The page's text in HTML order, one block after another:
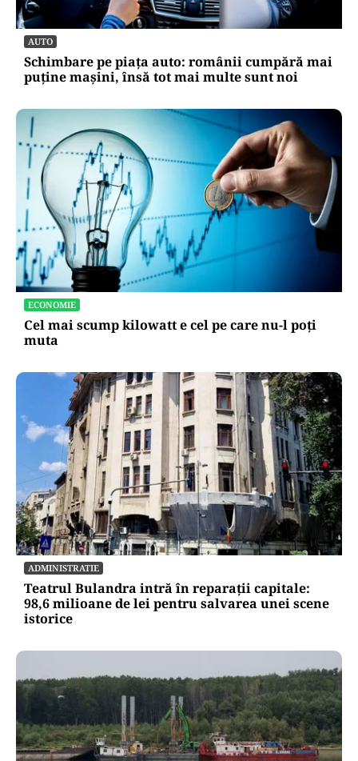
AUTO
Schimbare pe piața auto: românii cumpără mai
puține mașini, însă tot mai multe sunt noi
ECONOMIE
Cel mai scump kilowatt e cel pe care nu-l poți
muta
ADMINISTRATIE
Teatrul Bulandra intră în reparații capitale:
98,6 milioane de lei pentru salvarea unei scene
istorice